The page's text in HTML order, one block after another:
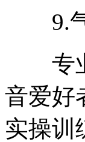
9.气
专业
音爱好
实操训